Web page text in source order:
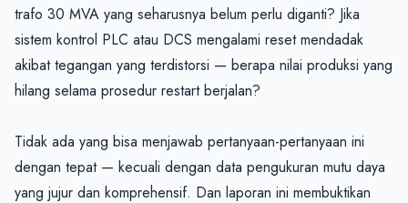
trafo 30 MVA yang seharusnya belum perlu diganti? Jika
sistem kontrol PLC atau DCS mengalami reset mendadak
akibat tegangan yang terdistorsi — berapa nilai produksi yang
hilang selama prosedur restart berjalan?
Tidak ada yang bisa menjawab pertanyaan-pertanyaan ini
dengan tepat — kecuali dengan data pengukuran mutu daya
yang jujur dan komprehensif. Dan laporan ini membuktikan